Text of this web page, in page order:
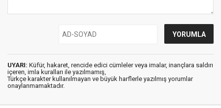
UYARI: Küfür, hakaret, rencide edici cümleler veya imalar, inançlara saldırı
içeren, imla kuralları ile yazılmamış,
Türkçe karakter kullanılmayan ve büyük harflerle yazılmış yorumlar
onaylanmamaktadır.